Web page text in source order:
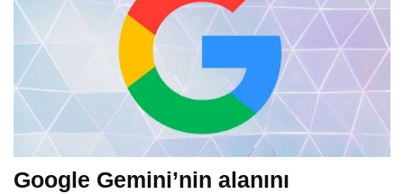
Google Gemini’nin alanını